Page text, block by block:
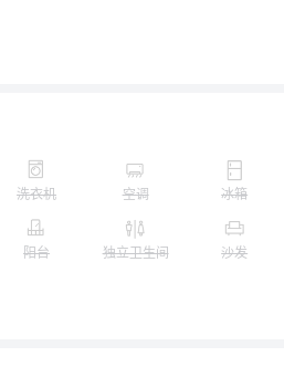
洗衣机 空调 冰箱
阳台 独立卫生间 沙发